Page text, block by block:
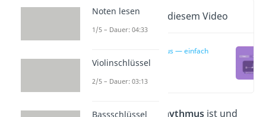
Wichtige Inhalte in diesem Video
Rhythmus — einfach
erklärt
Du fragst dich, was Rhythmus ist und
Noten lesen
1/5 – Dauer: 04:33
Violinschlüssel
2/5 – Dauer: 03:13
Bassschlüssel